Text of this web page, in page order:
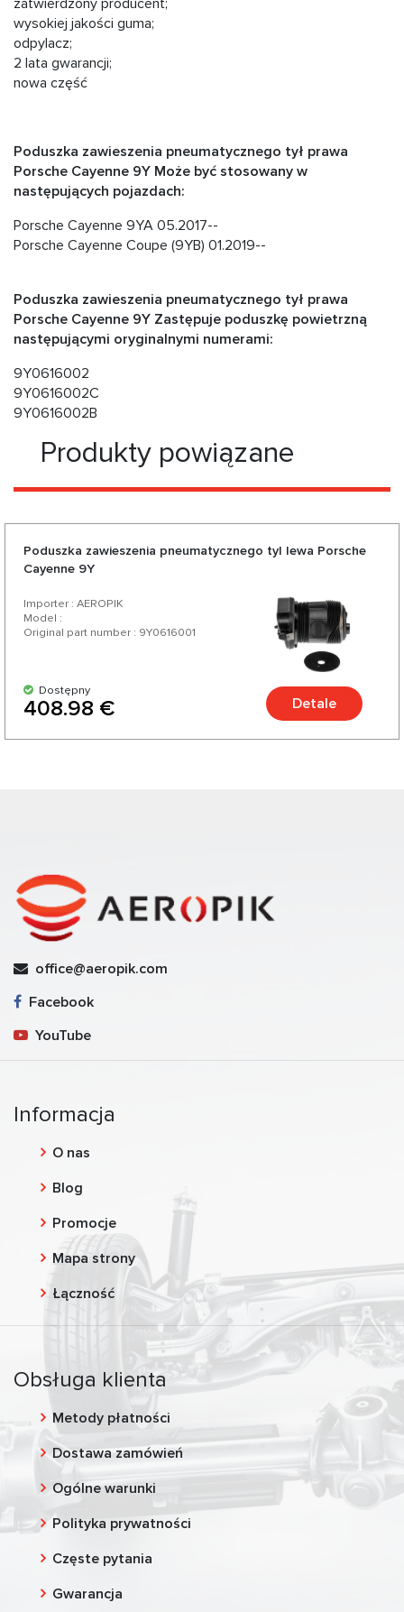
zatwierdzony producent;
wysokiej jakości guma;
odpylacz;
2 lata gwarancji;
nowa część
Poduszka zawieszenia pneumatycznego tył prawa
Porsche Cayenne 9Y Może być stosowany w
następujących pojazdach:
Porsche Cayenne 9YA 05.2017--
Porsche Cayenne Coupe (9YB) 01.2019--
Poduszka zawieszenia pneumatycznego tył prawa
Porsche Cayenne 9Y Zastępuje poduszkę powietrzną
następującymi oryginalnymi numerami:
9Y0616002
9Y0616002C
9Y0616002B
Produkty powiązane
Poduszka zawieszenia pneumatycznego tyl lewa Porsche
Cayenne 9Y
Importer : AEROPIK
Model :
Original part number : 9Y0616001
Dostępny
408.98 € Detale
office@aeropik.com
Facebook
YouTube
Informacja
O nas
Blog
Promocje
Mapa strony
Łączność
Obsługa klienta
Metody płatności
Dostawa zamówień
Ogólne warunki
Polityka prywatności
Częste pytania
Gwarancja